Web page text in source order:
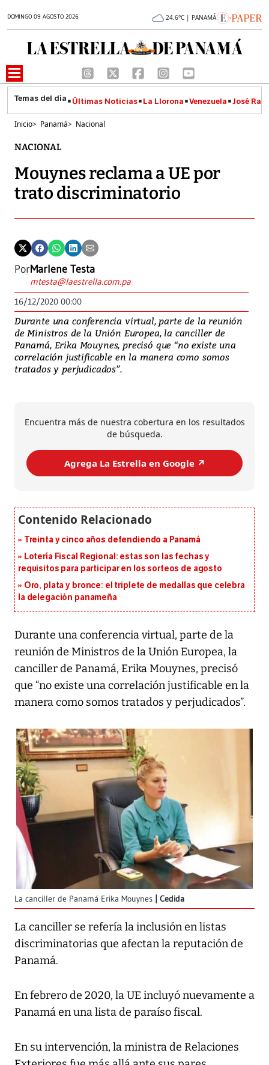
DOMINGO 09 AGOSTO 2026 24.6°C | PANAMÁ
Últimas Noticias La Llorona Venezuela José
Inicio> Panamá> Nacional
NACIONAL
Mouynes reclama a UE por
trato discriminatorio
PorMarlene Testa
mtesta@laestrella.com.pa
16/12/2020 00:00
Durante una conferencia virtual, parte de la reunión
de Ministros de la Unión Europea, la canciller de
Panamá, Erika Mouynes, precisó que “no existe una
correlación justificable en la manera como somos
tratados y perjudicados”.
Encuentra más de nuestra cobertura en los resultados
de búsqueda.
Agrega La Estrella en Google ↗️
Treinta y cinco años defendiendo a Panamá
Lotería Fiscal Regional: estas son las fechas y
requisitos para participar en los sorteos de agosto
Oro, plata y bronce: el triplete de medallas que celebra
la delegación panameña
Durante una conferencia virtual, parte de la
reunión de Ministros de la Unión Europea, la
canciller de Panamá, Erika Mouynes, precisó
que “no existe una correlación justificable en la
manera como somos tratados y perjudicados”.
La canciller de Panamá Erika Mouynes Cedida
La canciller se refería la inclusión en listas
discriminatorias que afectan la reputación de
Panamá.
En febrero de 2020, la UE incluyó nuevamente a
Panamá en una lista de paraíso fiscal.
En su intervención, la ministra de Relaciones